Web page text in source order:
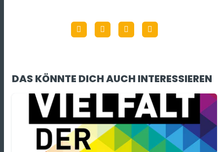
DAS KÖNNTE DICH AUCH INTERESSIEREN